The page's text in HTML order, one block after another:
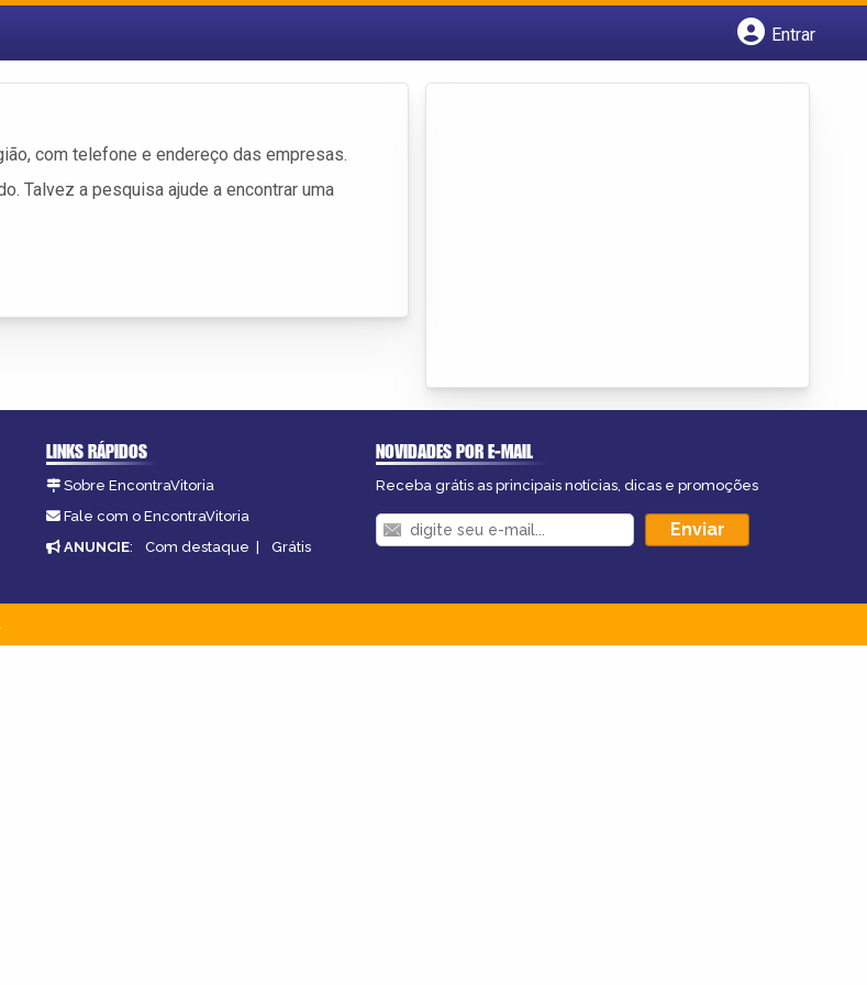
Entrar
com telefone e endereço das empresas.
Talvez a pesquisa ajude a encontrar uma
LINKS RÁPIDOS
Sobre EncontraVitoria
Fale com o EncontraVitoria
ANUNCIE: Com destaque | Grátis
NOVIDADES POR E-MAIL
Receba grátis as principais notícias, dicas e promoções